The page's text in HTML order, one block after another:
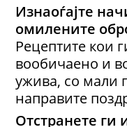
Изнаоѓајте
омилените
Рецептите кои
вообичаено и
ужива, со мали
направите
Отстранете ги